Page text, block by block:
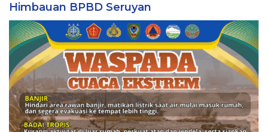
Himbauan BPBD Seruyan